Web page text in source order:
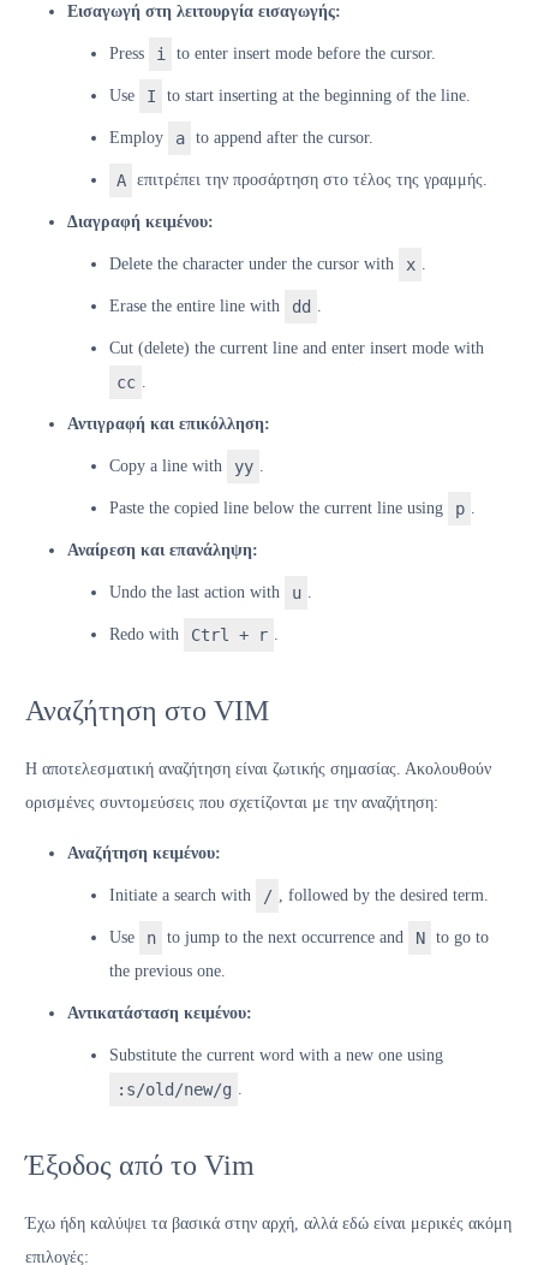
Εισαγωγή στη λειτουργία εισαγωγής:
Press i to enter insert mode before the cursor.
Use I to start inserting at the beginning of the line.
Employ a to append after the cursor.
A επιτρέπει την προσάρτηση στο τέλος της γραμμής.
Διαγραφή κειμένου:
Delete the character under the cursor with x
Erase the entire line with dd
Cut (delete) the current line and enter insert mode with
cc
Αντιγραφή και επικόλληση:
Copy a line with yy
Paste the copied line below the current line using p
Αναίρεση και επανάληψη:
Undo the last action with u
Redo with Ctrl + r
Αναζήτηση στο VIM
Η αποτελεσματική αναζήτηση είναι ζωτικής σημασίας. Ακολουθούν
ορισμένες συντομεύσεις που σχετίζονται με την αναζήτηση:
Αναζήτηση κειμένου:
Initiate a search with / , followed by the desired term.
Use n to jump to the next occurrence and N
to go to
the previous one.
Αντικατάσταση κειμένου:
Substitute the current word with a new one using
:s/old/new/g
Έξοδος από το Vim
Έχω ήδη καλύψει τα βασικά στην αρχή, αλλά εδώ είναι μερικές ακόμη
επιλογές: